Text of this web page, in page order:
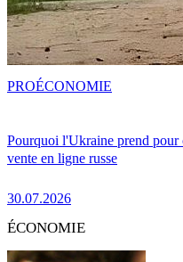
Pourquoi l'Ukraine prend pour
vente en ligne russe
30.07.2026
PROÉCONOMIE
ÉCONOMIE